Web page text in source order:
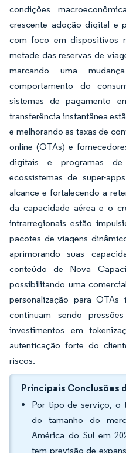
condições
crescente adoção digital e
com foco em dispositivos
metade das reservas de
marcando uma
comportamento do
sistemas de pagamento
transferência instantânea
e melhorando as taxas de
online (OTAs) e
digitais e programas de
ecossistemas de super-
alcance e fortalecendo a
da capacidade aérea e o
intrarregionais estão
pacotes de viagens
aprimorando suas
conteúdo de Nova
possibilitando uma
personalização para OTAs
continuam sendo
investimentos em
autenticação forte do
riscos.
Principais Conclusões
Por tipo de serviço, o
do tamanho do
América do Sul em
tem previsão de